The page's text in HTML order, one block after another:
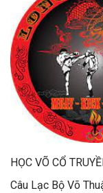
HỌC VÕ CỔ
Câu Lạc Bộ Võ